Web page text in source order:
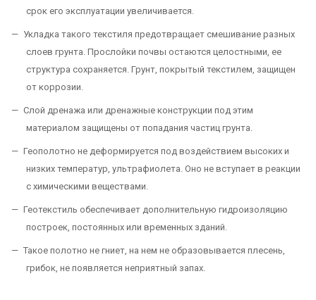
срок его эксплуатации увеличивается.
Укладка такого текстиля предотвращает смешивание разных
слоев грунта. Прослойки почвы остаются целостными, ее
структура сохраняется. Грунт, покрытый текстилем, защищен
от коррозии.
Слой дренажа или дренажные конструкции под этим
материалом защищены от попадания частиц грунта.
Геополотно не деформируется под воздействием высоких и
низких температур, ультрафиолета. Оно не вступает в реакции
с химическими веществами.
Геотекстиль обеспечивает дополнительную гидроизоляцию
построек, постоянных или временных зданий.
Такое полотно не гниет, на нем не образовывается плесень,
грибок, не появляется неприятный запах.